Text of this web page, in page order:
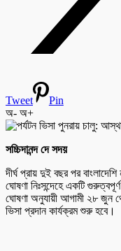
Tweet
Pin
অ- অ+
সচ্চিদানন্দ দে সদয়
দীর্ঘ প্রায় দুই বছর পর
ঘোষণা নিঃসন্দেহে একটি
ঘোষণা অনুযায়ী আগামী ২৮ জুন
ভিসা প্রদান কার্যক্রম শুরু হবে।